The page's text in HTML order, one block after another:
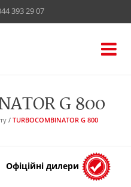
393 29 07
G 800
/ TURBOCOMBINATOR G 800
Офіційні дилери